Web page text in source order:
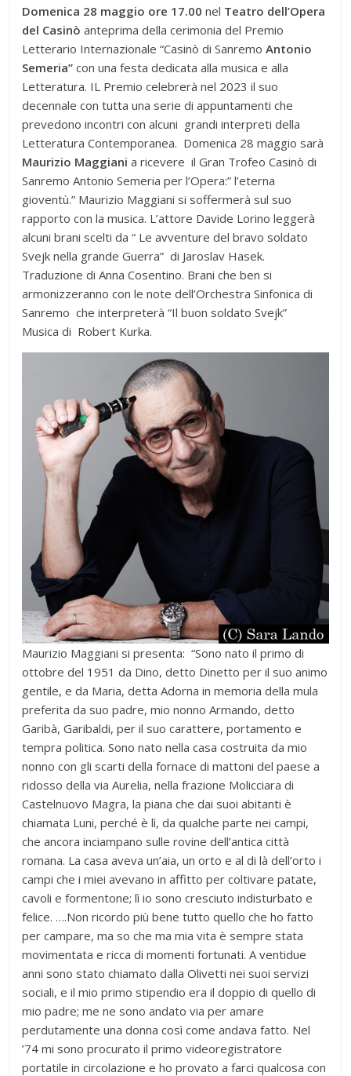
Domenica 28 maggio ore 17.00 nel Teatro dell’Opera
del Casinò anteprima della cerimonia del Premio
Letterario Internazionale “Casinò di SanremoAntonio
Semeria” con una festa dedicata alla musica e alla
Letteratura. IL Premio celebrerà nel 2023 il suo
decennale con tutta una serie di appuntamenti che
prevedono incontri con alcuni grandi interpreti della
Letteratura Contemporanea. Domenica 28 maggio sarà
Maurizio Maggiani a ricevere il Gran Trofeo Casinò di
Sanremo Antonio Semeria per l’Opera:” l’eterna
gioventù.” Maurizio Maggiani si soffermerà sul suo
rapporto con la musica. L’attore Davide Lorino leggerà
alcuni brani scelti da “ Le avventure del bravo soldato
Svejk nella grande Guerra” di Jaroslav Hasek.
Traduzione di Anna Cosentino. Brani che ben si
armonizzeranno con le note dell’Orchestra Sinfonica di
Sanremo che interpreterà “Il buon soldato Svejk”
Musica di Robert Kurka.
Maurizio Maggiani si presenta: “Sono nato il primo di
ottobre del 1951 da Dino, detto Dinetto per il suo animo
gentile, e da Maria, detta Adorna in memoria della mula
preferita da suo padre, mio nonno Armando, detto
Garibà, Garibaldi, per il suo carattere, portamento e
tempra politica. Sono nato nella casa costruita da mio
nonno con gli scarti della fornace di mattoni del paese a
ridosso della via Aurelia, nella frazione Molicciara di
Castelnuovo Magra, la piana che dai suoi abitanti è
chiamata Luni, perché è lì, da qualche parte nei campi,
che ancora inciampano sulle rovine dell’antica città
romana. La casa aveva un’aia, un orto e al di là dell’orto i
campi che i miei avevano in affitto per coltivare patate,
cavoli e formentone; lì io sono cresciuto indisturbato e
felice. ….Non ricordo più bene tutto quello che ho fatto
per campare, ma so che ma mia vita è sempre stata
movimentata e ricca di momenti fortunati. A ventidue
anni sono stato chiamato dalla Olivetti nei suoi servizi
sociali, e il mio primo stipendio era il doppio di quello di
mio padre; me ne sono andato via per amare
perdutamente una donna così come andava fatto. Nel
’74 mi sono procurato il primo videoregistratore
portatile in circolazione e ho provato a farci qualcosa con